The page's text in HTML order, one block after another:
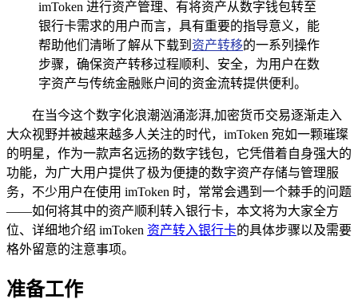
imToken 进行资产管理、有将资产从数字钱包转至
银行卡需求的用户而言，具有重要的指导意义，能
帮助他们清晰了解从下载到 资产转移的一系列操作
步骤，确保资产转移过程顺利、安全，为用户在数
字资产与传统金融账户间的资金流转提供便利。
在当今这个数字化浪潮汹涌澎湃,加密货币交易逐渐走入
大众视野并被越来越多人关注的时代，imToken 宛如一颗璀璨
的明星，作为一款声名远扬的数字钱包，它凭借着自身强大的
功能，为广大用户提供了极为便捷的数字资产存储与管理服
务，不少用户在使用 imToken 时，常常会遇到一个棘手的问题
——如何将其中的资产顺利转入银行卡，本文将为大家全方
位、详细地介绍 imToken 资产转入银行卡的具体步骤以及需要
格外留意的注意事项。
准备工作